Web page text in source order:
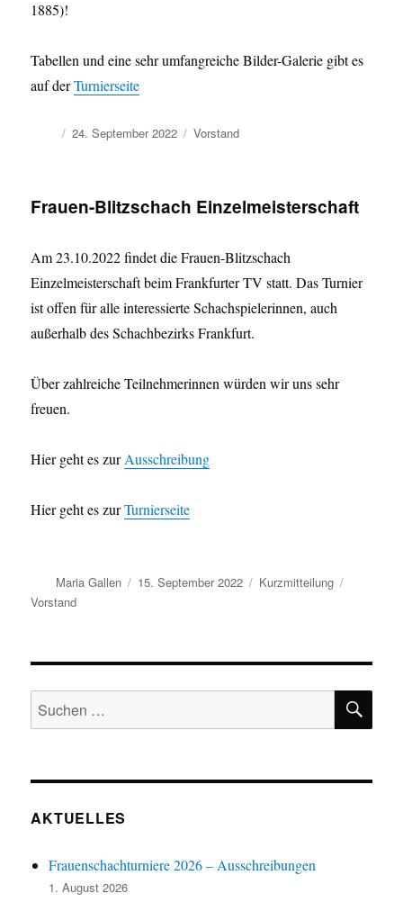
1885)!
Tabellen und eine sehr umfangreiche Bilder-Galerie gibt es
auf derTurnierseite
AutorVeröffentlicht
24. September 2022 Kategorien
Vorstand
Frauen-Blitzschach Einzelmeisterschaft
Am 23.10.2022 findet die Frauen-Blitzschach
Einzelmeisterschaft beim Frankfurter TV statt. Das Turnier
ist offen für alle interessierte Schachspielerinnen, auch
außerhalb des Schachbezirks Frankfurt.
Über zahlreiche Teilnehmerinnen würden wir uns sehr
freuen.
Hier geht es zurAusschreibung
Hier geht es zurTurnierseite
Autor
Maria Gallen
Veröffentlicht
15. September 2022 Format
Kurzmitteilung
Vorstand
Suchen
nach:
AKTUELLES
Frauenschachturniere 2026 – Ausschreibungen
1. August 2026